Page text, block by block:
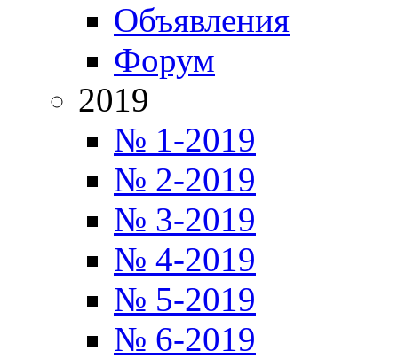
Объявления
Форум
2019
№ 1-2019
№ 2-2019
№ 3-2019
№ 4-2019
№ 5-2019
№ 6-2019